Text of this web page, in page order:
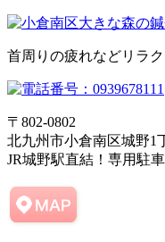
首周りの疲れなどリラ
〒802-0802
北九州市小倉南区城野1
JR城野駅直結！専用駐車